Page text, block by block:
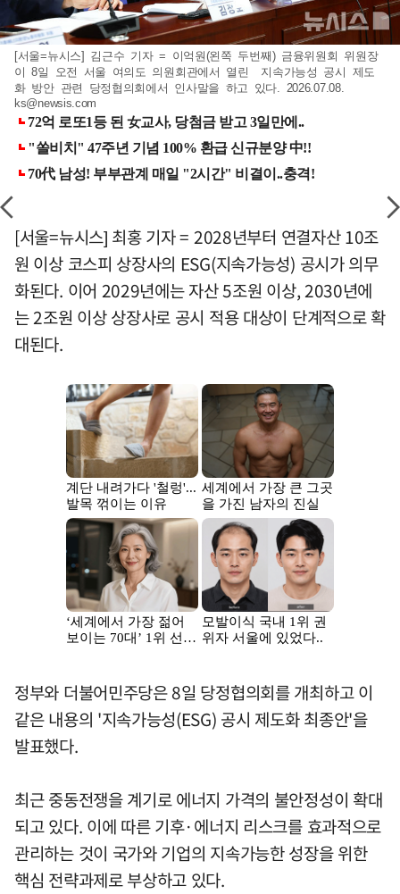
[서울=뉴시스] 김근수 기자 = 이억원(왼쪽 두번째) 금융위원회 위원장
이 8일 오전 서울 여의도 의원회관에서 열린 지속가능성 공시 제도
화 방안 관련 당정협의회에서 인사말을 하고 있다. 2026.07.08.
ks@newsis.com
[서울=뉴시스] 최홍 기자 = 2028년부터 연결자산 10조
원 이상 코스피 상장사의 ESG(지속가능성) 공시가 의무
화된다. 이어 2029년에는 자산 5조원 이상, 2030년에
는 2조원 이상 상장사로 공시 적용 대상이 단계적으로 확
대된다.
정부와 더불어민주당은 8일 당정협의회를 개최하고 이
같은 내용의 '지속가능성(ESG) 공시 제도화 최종안'을
발표했다.
최근 중동전쟁을 계기로 에너지 가격의 불안정성이 확대
되고 있다. 이에 따른 기후·에너지 리스크를 효과적으로
관리하는 것이 국가와 기업의 지속가능한 성장을 위한
핵심 전략과제로 부상하고 있다.